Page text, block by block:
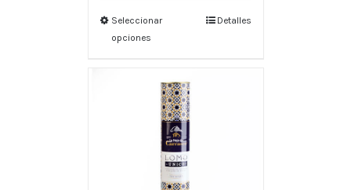
Seleccionar
opciones
Detalles